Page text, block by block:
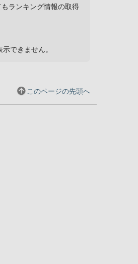
ランキング情報の取得
できません。
このページの先頭へ